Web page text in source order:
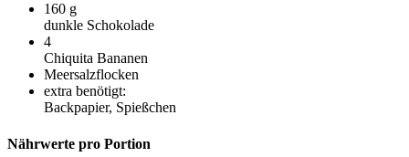
160 g
dunkle Schokolade
4
Chiquita Bananen
Meersalzflocken
extra benötigt:
Backpapier, Spießchen
Nährwerte pro Portion